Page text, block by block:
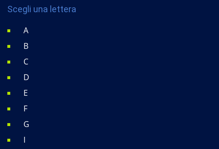
Scegli una lettera
A
B
C
D
E
F
G
I